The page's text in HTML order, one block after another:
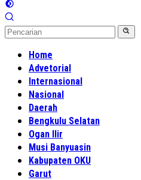
Home
Advetorial
Internasional
Nasional
Daerah
Bengkulu Selatan
Ogan Ilir
Musi Banyuasin
Kabupaten OKU
Garut